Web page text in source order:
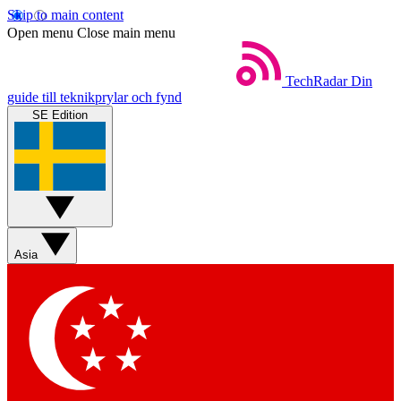
Skip to main content
Open menu Close main menu
TechRadar Din
guide till teknikprylar och fynd
SE Edition
Asia